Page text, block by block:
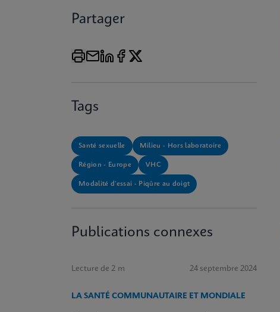
Partager
Tags
Santé sexuelle Milieu - Hors laboratoire
Région - Europe VHC
Modalité d’essai - Piqûre au doigt
Publications connexes
Lecture de 2 m 24 septembre 2024
LA SANTÉ COMMUNAUTAIRE ET MONDIALE